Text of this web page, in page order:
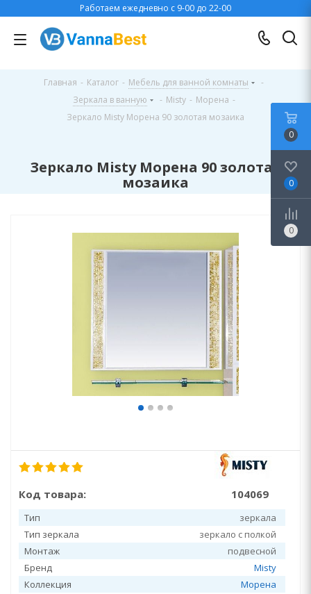
Работаем ежедневно с 9-00 до 22-00
Главная - Каталог - Мебель для ванной комнаты
-
Зеркала в ванную
- Misty - Морена -
Зеркало Misty Морена 90 золотая мозаика
Зеркало Misty Морена 90 золотая
мозаика
Код товара: 104069
Тип
зеркала
Тип зеркала
зеркало с полкой
Монтаж
подвесной
Бренд
Misty
Коллекция
Морена
0
0
0